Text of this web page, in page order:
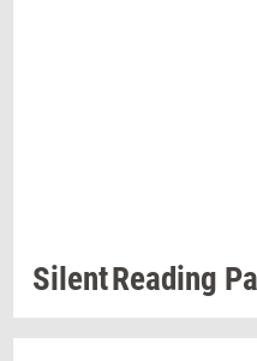
Si­lent Re­a­ding